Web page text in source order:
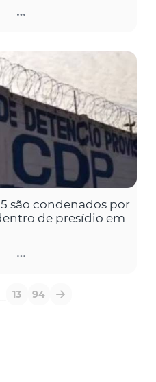
são condenados por
de presídio em
... 13 94